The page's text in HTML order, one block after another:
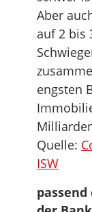
Aber
auf 2 bis
engsten
Quelle:
ISW